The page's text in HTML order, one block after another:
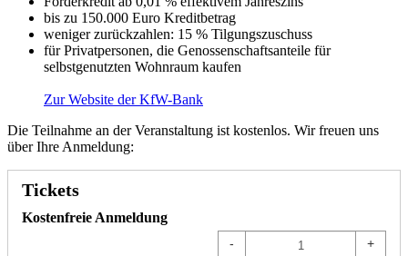
bis zu 150.000 Euro Kreditbetrag
weniger zurückzahlen: 15 % Tilgungszuschuss
für Privatpersonen, die Genossenschaftsanteile für
selbstgenutzten Wohnraum kaufen
Zur Website der KfW-Bank
Die Teilnahme an der Veranstaltung ist kostenlos. Wir freuen uns
über Ihre Anmeldung:
Tickets
Kostenfreie Anmeldung
- +